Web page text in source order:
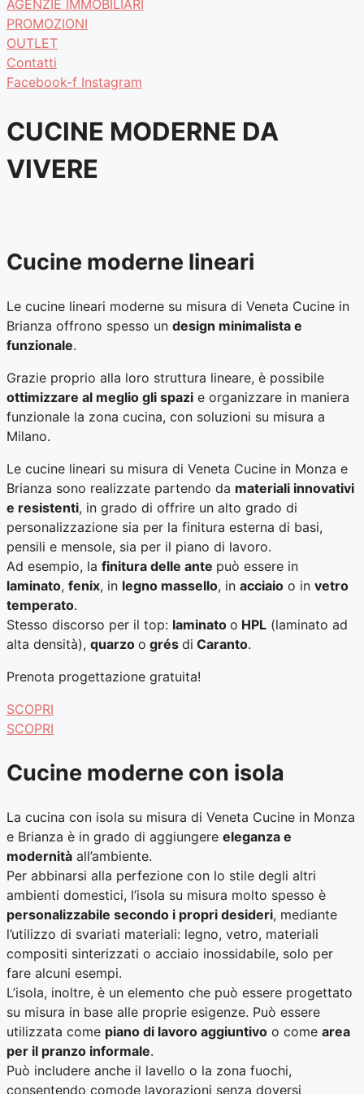
AGENZIE IMMOBILIARI
PROMOZIONI
OUTLET
Contatti
Facebook-f Instagram
CUCINE MODERNE DA
VIVERE
Cucine moderne lineari
Le cucine lineari moderne su misura di Veneta Cucine in
Brianza offrono spesso un design minimalista e
funzionale.
Grazie proprio alla loro struttura lineare, è possibile
ottimizzare al meglio gli spazi e organizzare in maniera
funzionale la zona cucina, con soluzioni su misura a
Milano.
Le cucine lineari su misura di Veneta Cucine in Monza e
Brianza sono realizzate partendo da materiali innovativi
e resistenti, in grado di offrire un alto grado di
personalizzazione sia per la finitura esterna di basi,
pensili e mensole, sia per il piano di lavoro.
Ad esempio, la finitura delle ante può essere in
laminato, fenix, in legno massello, in acciaio o in vetro
temperato.
Stesso discorso per il top: laminato o HPL (laminato ad
alta densità), quarzo o grés di Caranto.
Prenota progettazione gratuita!
SCOPRI
SCOPRI
Cucine moderne con isola
La cucina con isola su misura di Veneta Cucine in Monza
e Brianza è in grado di aggiungere eleganza e
modernità all’ambiente.
Per abbinarsi alla perfezione con lo stile degli altri
ambienti domestici, l’isola su misura molto spesso è
personalizzabile secondo i propri desideri, mediante
l’utilizzo di svariati materiali: legno, vetro, materiali
compositi sinterizzati o acciaio inossidabile, solo per
fare alcuni esempi.
L’isola, inoltre, è un elemento che può essere progettato
su misura in base alle proprie esigenze. Può essere
utilizzata come piano di lavoro aggiuntivo o come area
per il pranzo informale.
Può includere anche il lavello o la zona fuochi,
consentendo comode lavorazioni senza doversi